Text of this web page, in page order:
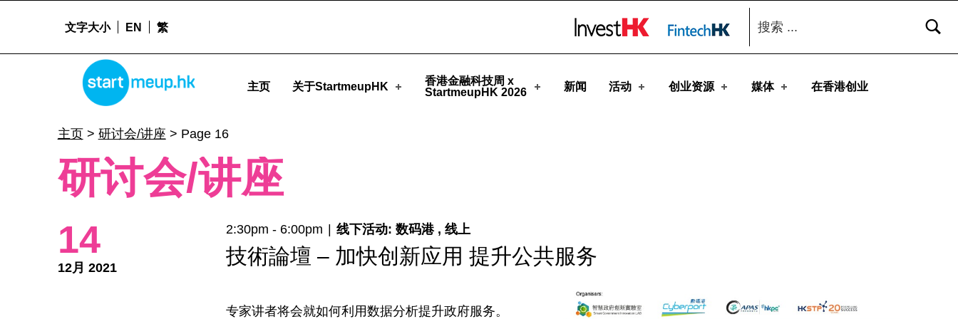
STARTMEUPHK
主页 关于StartmeupHK
香港金融科技周 x
StartmeupHK 2026
新闻 活动 创业资源 媒体 在香港创业
文字大小 EN 繁
搜索：
主页> 研讨会/讲座 > Page 16
研讨会/讲座
14
12月 2021
2:30pm - 6:00pm | 线下活动: 数码港 , 线上
技術論壇 – 加快创新应用 提升公共服务
专家讲者将会就如何利用数据分析提升政府服务。